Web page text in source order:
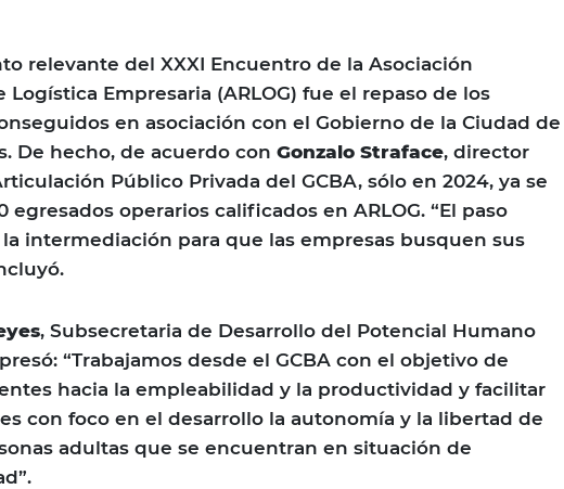
relevante del XXXI Encuentro de la Asociación
Empresaria (ARLOG) fue el repaso de los
en asociación con el Gobierno de la Ciudad de
De hecho, de acuerdo con Gonzalo Straface, director
Público Privada del GCBA, sólo en 2024, ya se
egresados operarios calificados en ARLOG. “El paso
intermediación para que las empresas busquen sus
, Subsecretaria de Desarrollo del Potencial Humano
“Trabajamos desde el GCBA con el objetivo de
hacia la empleabilidad y la productividad y facilitar
con foco en el desarrollo la autonomía y la libertad de
adultas que se encuentran en situación de